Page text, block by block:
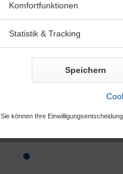
Komfortfunktionen
Statistik & Tracking
Speichern
Sie können Ihre